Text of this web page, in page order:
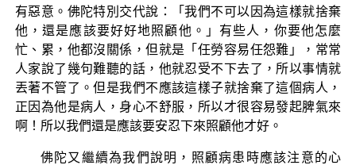
有惡意。佛陀特別交代說：「我們不可以因為這樣就捨棄
他，還是應該要好好地照顧他。」有些人，你要他怎麼
忙、累，他都沒關係，但就是「任勞容易任怨難」，常常
人家說了幾句難聽的話，他就忍受不下去了，所以事情就
丟著不管了。但是我們不應該這樣子就捨棄了這個病人，
正因為他是病人，身心不舒服，所以才很容易發起脾氣來
啊！所以我們還是應該要安忍下來照顧他才好。
佛陀又繼續為我們說明，照顧病患時應該注意的心